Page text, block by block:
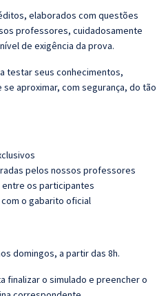
elaborados com questões
professores, cuidadosamente
de exigência da prova.
testar seus conhecimentos,
aproximar, com segurança, do tão
pelos nossos professores
entre os participantes
o gabarito oficial
domingos, a partir das 8h.
finalizar o simulado e preencher o